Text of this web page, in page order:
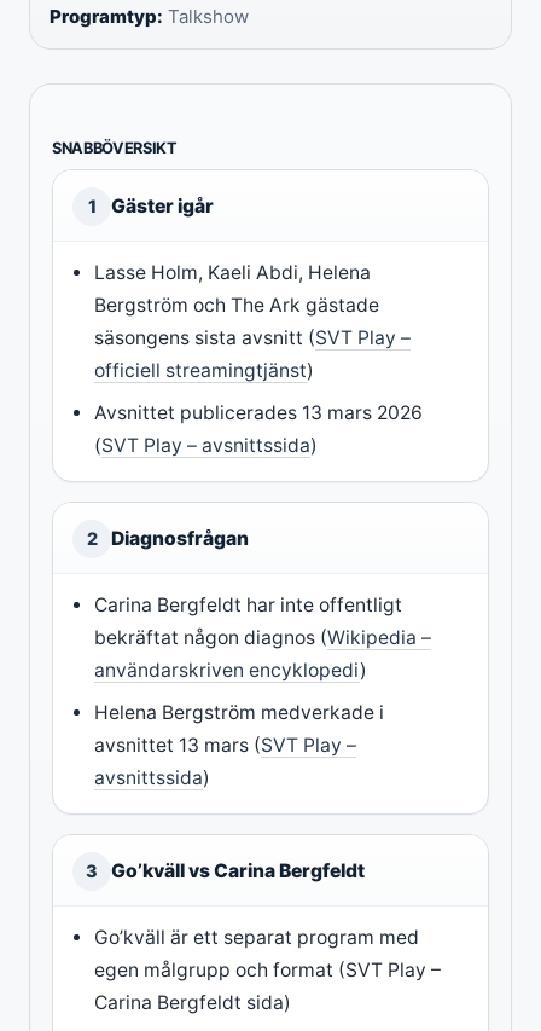
Programtyp: Talkshow
SNABBÖVERSIKT
1 Gäster igår
Lasse Holm, Kaeli Abdi, Helena
Bergström och The Ark gästade
säsongens sista avsnitt (SVT Play –
officiell streamingtjänst)
Avsnittet publicerades 13 mars 2026
(SVT Play – avsnittssida)
2 Diagnosfrågan
Carina Bergfeldt har inte offentligt
bekräftat någon diagnos (Wikipedia –
användarskriven encyklopedi)
Helena Bergström medverkade i
avsnittet 13 mars (SVT Play –
avsnittssida)
3 Go’kväll vs Carina Bergfeldt
Go’kväll är ett separat program med
egen målgrupp och format (SVT Play –
Carina Bergfeldt sida)